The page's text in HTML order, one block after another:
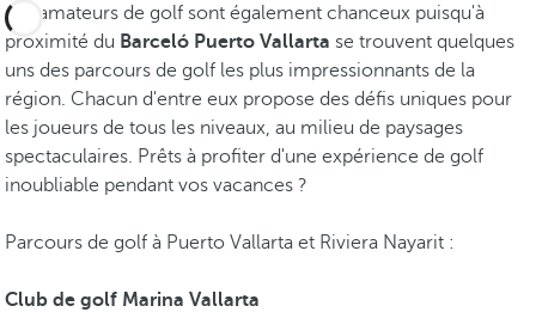
Les amateurs de golf sont également chanceux puisqu'à
proximité du Barceló Puerto Vallarta se trouvent quelques
uns des parcours de golf les plus impressionnants de la
région. Chacun d'entre eux propose des défis uniques pour
les joueurs de tous les niveaux, au milieu de paysages
spectaculaires. Prêts à profiter d'une expérience de golf
inoubliable pendant vos vacances ?
Parcours de golf à Puerto Vallarta et Riviera Nayarit :
Club de golf Marina Vallarta